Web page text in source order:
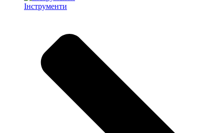
Інструменти